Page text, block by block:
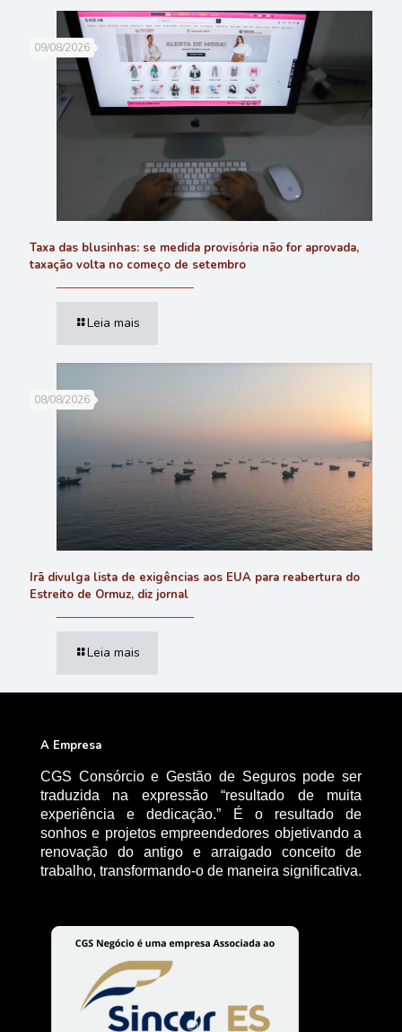
09/08/2026
Taxa das blusinhas: se medida provisória não for aprovada,
taxação volta no começo de setembro
Leia mais
08/08/2026
Irã divulga lista de exigências aos EUA para reabertura do
Estreito de Ormuz, diz jornal
Leia mais
A Empresa
CGS Consórcio e Gestão de Seguros pode ser
traduzida na expressão “resultado de muita
experiência e dedicação.” É o resultado de
sonhos e projetos empreendedores objetivando a
renovação do antigo e arraigado conceito de
trabalho, transformando-o de maneira significativa.